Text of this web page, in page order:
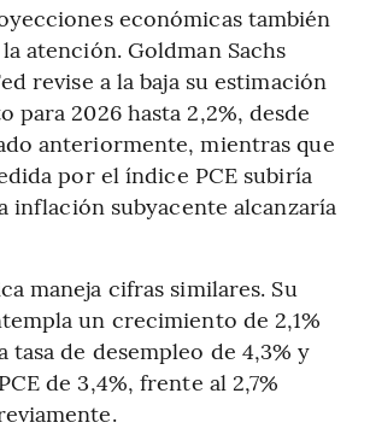
económicas también
atención. Goldman Sachs
revise a la baja su estimación
para 2026 hasta 2,2%, desde
anteriormente, mientras que
por el índice PCE subiría
inflación subyacente alcanzaría
maneja cifras similares. Su
un crecimiento de 2,1%
tasa de desempleo de 4,3% y
de 3,4%, frente al 2,7%